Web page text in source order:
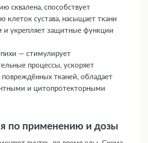
сквалена, способствует
сустава, насыщает ткани
и укрепляет защитные функции
— стимулирует
процессы, ускоряет
тканей, обладает
и цитопротекторными
по применению и дозы